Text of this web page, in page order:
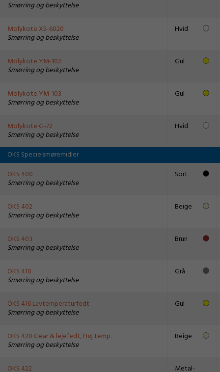
Smørring og beskyttelse
Molykote X5-6020
Smørring og beskyttelse
Hvid
Molykote YM-102
Smørring og beskyttelse
Gul
Molykote YM-103
Smørring og beskyttelse
Gul
Molykote G-72
Smørring og beskyttelse
Hvid
OKS Specielsmøremidler
OKS 400
Smørring og beskyttelse
Sort
OKS 402
Smørring og beskyttelse
Beige
OKS 403
Smørring og beskyttelse
Brun
OKS 410
Smørring og beskyttelse
Grå
OKS 416 Lavtemperaturfedt
Smørring og beskyttelse
Gul
OKS 420 Gear & lejefedt, Høj temp.
Smørring og beskyttelse
Beige
OKS 422 Metal-